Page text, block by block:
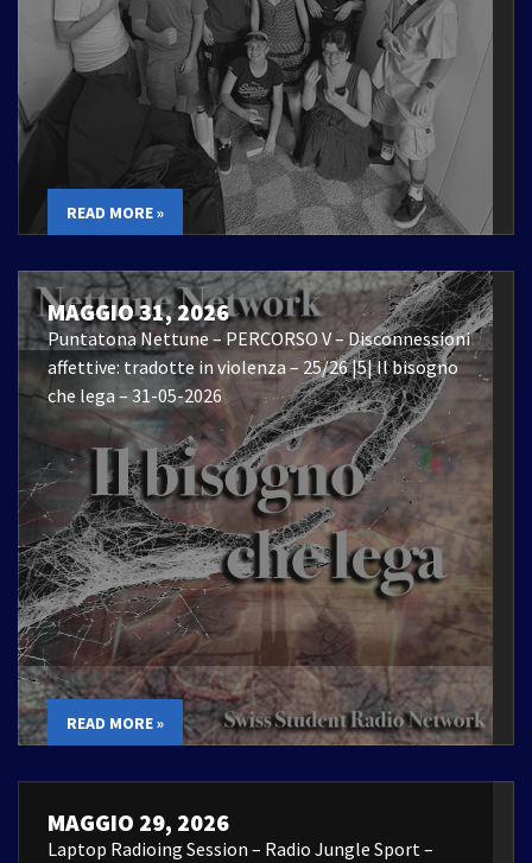
READ MORE »
MAGGIO 31, 2026
Puntatona Nettune – PERCORSO V – Disconnessioni
affettive: tradotte in violenza – 25/26 |5| Il bisogno
che lega – 31-05-2026
READ MORE »
MAGGIO 29, 2026
Laptop Radioing Session – Radio Jungle Sport –